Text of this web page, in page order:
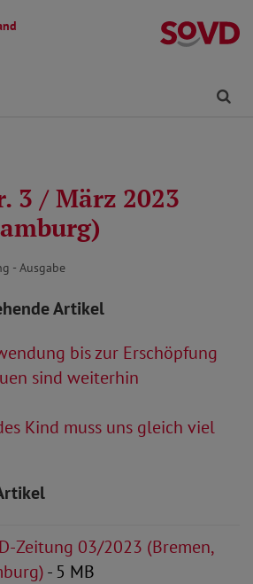
springen
3 / März 2023
- Ausgabe
Artikel
bis zur Erschöpfung
sind weiterhin
Kind muss uns gleich viel
Zeitung 03/2023 (Bremen,
- 5 MB